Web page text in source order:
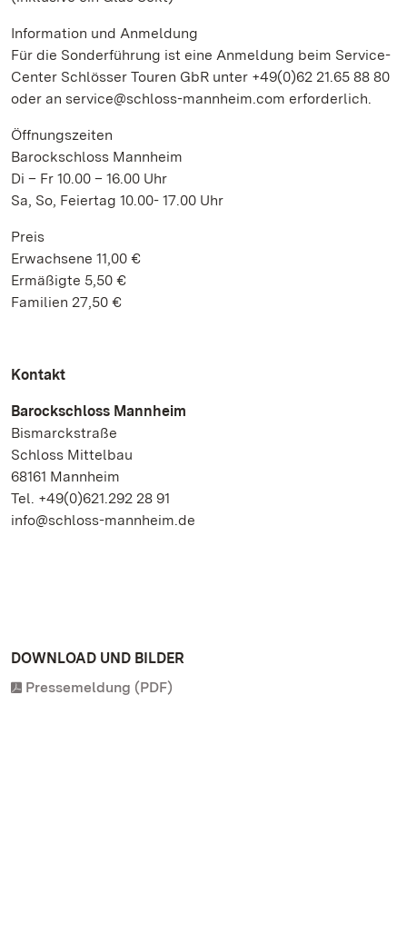
Information und Anmeldung
Für die Sonderführung ist eine Anmeldung beim Service-
Center Schlösser Touren GbR unter +49(0)62 21.65 88 80
oder an service@schloss-mannheim.com erforderlich.
Öffnungszeiten
Barockschloss Mannheim
Di – Fr 10.00 – 16.00 Uhr
Sa, So, Feiertag 10.00- 17.00 Uhr
Preis
Erwachsene 11,00 €
Ermäßigte 5,50 €
Familien 27,50 €
Kontakt
Barockschloss Mannheim
Bismarckstraße
Schloss Mittelbau
68161 Mannheim
Tel. +49(0)621.292 28 91
info@schloss-mannheim.de
DOWNLOAD UND BILDER
Pressemeldung (PDF)